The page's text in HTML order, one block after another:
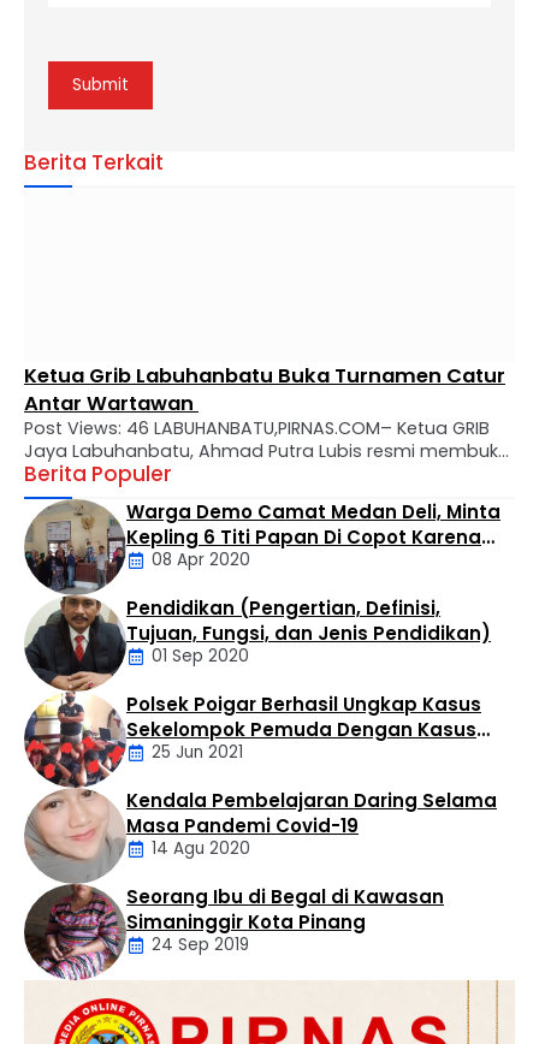
Berita Terkait
Ketua Grib Labuhanbatu Buka Turnamen Catur
Antar Wartawan
Post Views: 46 LABUHANBATU,PIRNAS.COM– Ketua GRIB
Jaya Labuhanbatu, Ahmad Putra Lubis resmi membuka
turnamen catur antar wartawan yang dilaksanakan di
Cafe Marsuo Jalan Aek Tapa Rantauprapat pada
Sabtu pagi (8/8/2026). Turnamen catur ini untuk
menyambut HUT RI ke-81 dan diikuti oleh 42 peserta dari
berbagai media. “Menyambut HUT RI, mari kita
tingkatkan silaturahmi dan sportifitas …
Berita Populer
Daerah
Warga Demo Camat Medan Deli, Minta
Kepling 6 Titi Papan Di Copot Karena
Tak Perduli Sama Warganya
08 Apr 2020
Artikel
Pendidikan (Pengertian, Definisi,
Tujuan, Fungsi, dan Jenis Pendidikan)
01 Sep 2020
Daerah
Polsek Poigar Berhasil Ungkap Kasus
Sekelompok Pemuda Dengan Kasus
Pencabulan
25 Jun 2021
Artikel
Kendala Pembelajaran Daring Selama
Masa Pandemi Covid-19
14 Agu 2020
Daerah
Hukum
Seorang Ibu di Begal di Kawasan
Simaninggir Kota Pinang
24 Sep 2019